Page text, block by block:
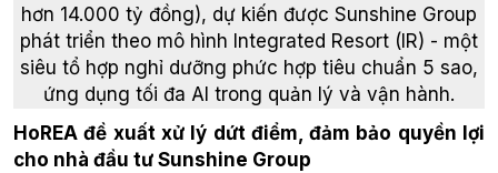
hơn 14.000 tỷ đồng), dự kiến được Sunshine Group
phát triển theo mô hình Integrated Resort (IR) - một
siêu tổ hợp nghỉ dưỡng phức hợp tiêu chuẩn 5 sao,
ứng dụng tối đa AI trong quản lý và vận hành.
HoREA đề xuất xử lý dứt điểm, đảm bảo quyền lợi
cho nhà đầu tư Sunshine Group